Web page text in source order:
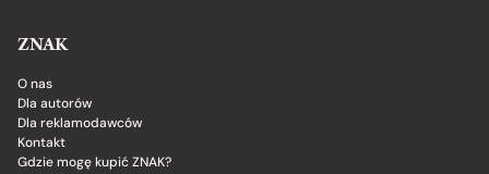
ZNAK
O nas
Dla autorów
Dla reklamodawców
Kontakt
Gdzie mogę kupić ZNAK?